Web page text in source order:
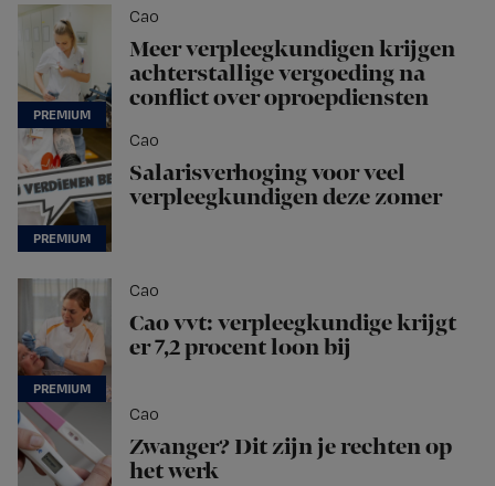
Cao
Meer verpleegkundigen krijgen
achterstallige vergoeding na
conflict over oproepdiensten
Cao
Salarisverhoging voor veel
verpleegkundigen deze zomer
Cao
Cao vvt: verpleegkundige krijgt
er 7,2 procent loon bij
Cao
Zwanger? Dit zijn je rechten op
het werk